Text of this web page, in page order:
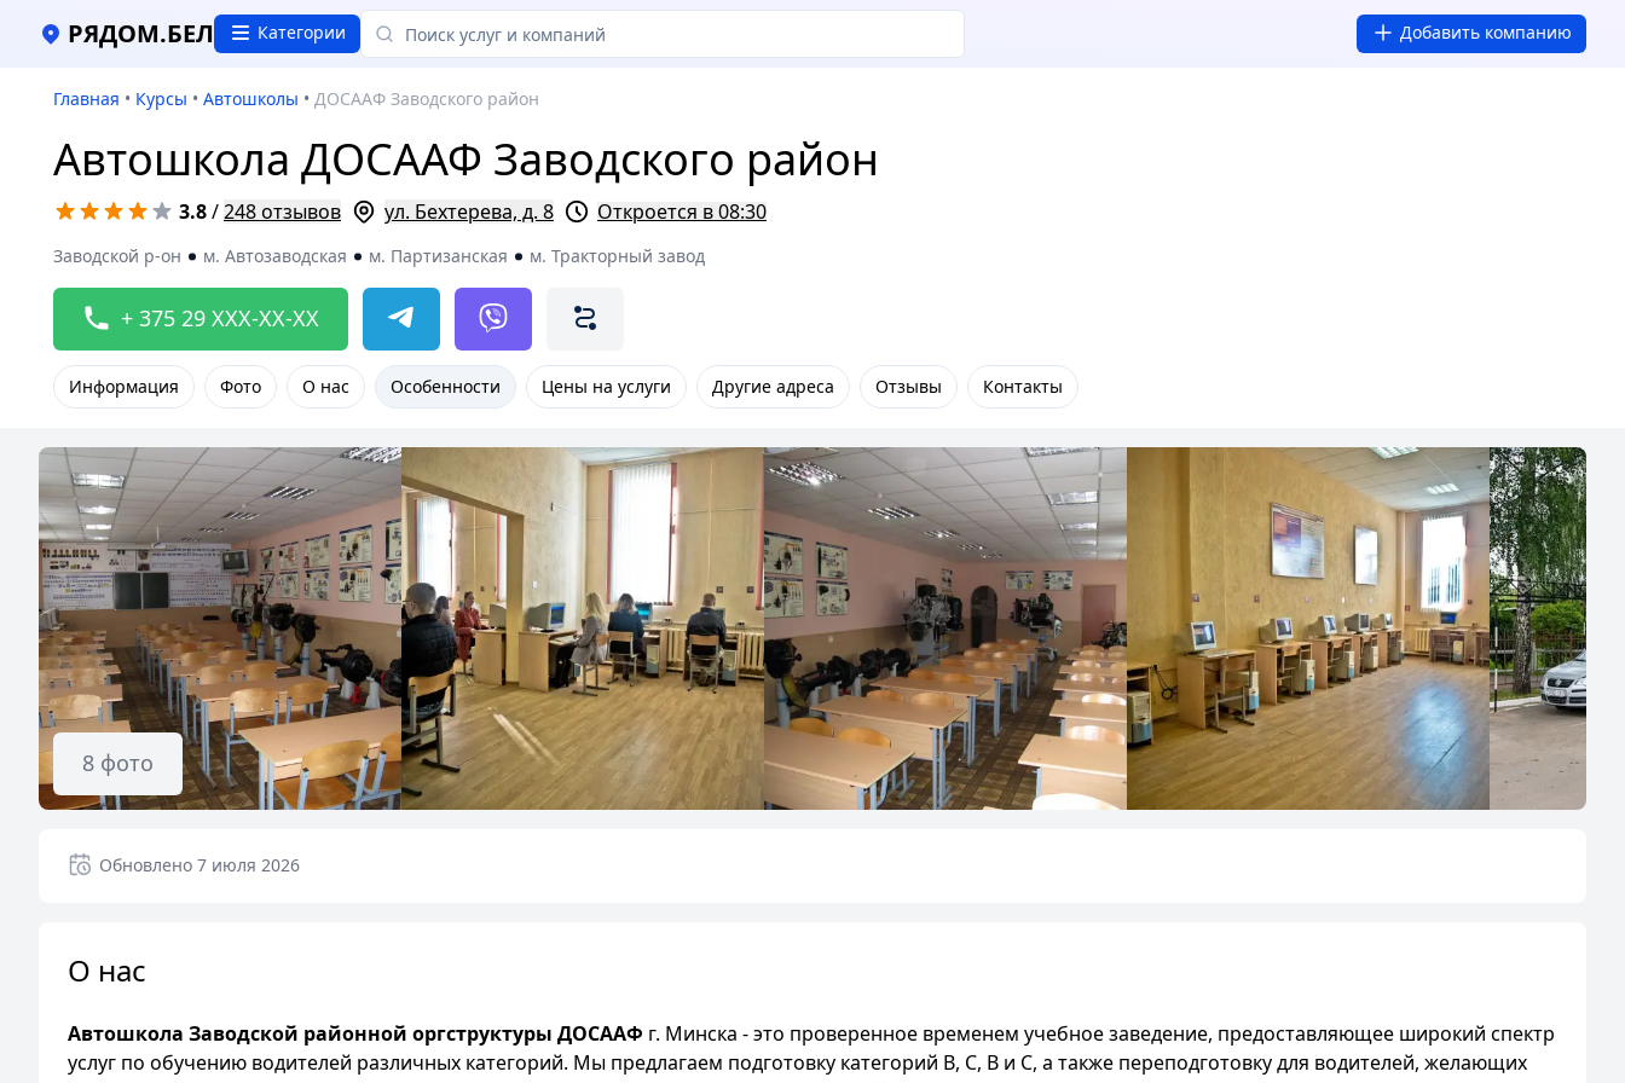
РЯДОМ.БЕЛ Категории Добавить компанию
Главная • Курсы • Автошколы • ДОСААФ Заводского район
Автошкола ДОСААФ Заводского район
3.8/248 отзывов ул. Бехтерева, д. 8 Откроется в 08:30
Заводской р-он м. Автозаводская м. Партизанская м. Тракторный завод
+ 375 29 XXX-XX-XX
Информация Фото О нас Особенности Цены на услуги Другие адреса Отзывы Контакты
8 фото
Обновлено 7 июля 2026
О нас
Автошкола Заводской районной оргструктуры ДОСААФ г. Минска - это проверенное временем учебное заведение, предоставляющее широкий спектр
услуг по обучению водителей различных категорий. Мы предлагаем подготовку категорий B, C, B и C, а также переподготовку для водителей, желающих